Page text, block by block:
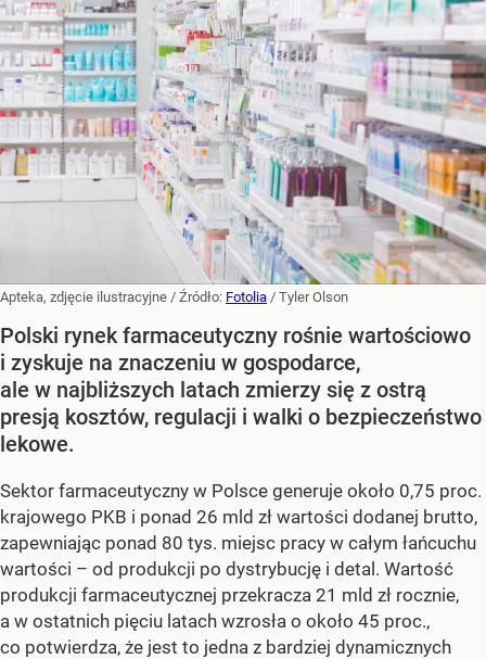
Apteka, zdjęcie ilustracyjne / Źródło: Fotolia / Tyler Olson
Polski rynek farmaceutyczny rośnie wartościowo
i zyskuje na znaczeniu w gospodarce,
ale w najbliższych latach zmierzy się z ostrą
presją kosztów, regulacji i walki o bezpieczeństwo
lekowe.
Sektor farmaceutyczny w Polsce generuje około 0,75 proc.
krajowego PKB i ponad 26 mld zł wartości dodanej brutto,
zapewniając ponad 80 tys. miejsc pracy w całym łańcuchu
wartości – od produkcji po dystrybucję i detal. Wartość
produkcji farmaceutycznej przekracza 21 mld zł rocznie,
a w ostatnich pięciu latach wzrosła o około 45 proc.,
co potwierdza, że jest to jedna z bardziej dynamicznych